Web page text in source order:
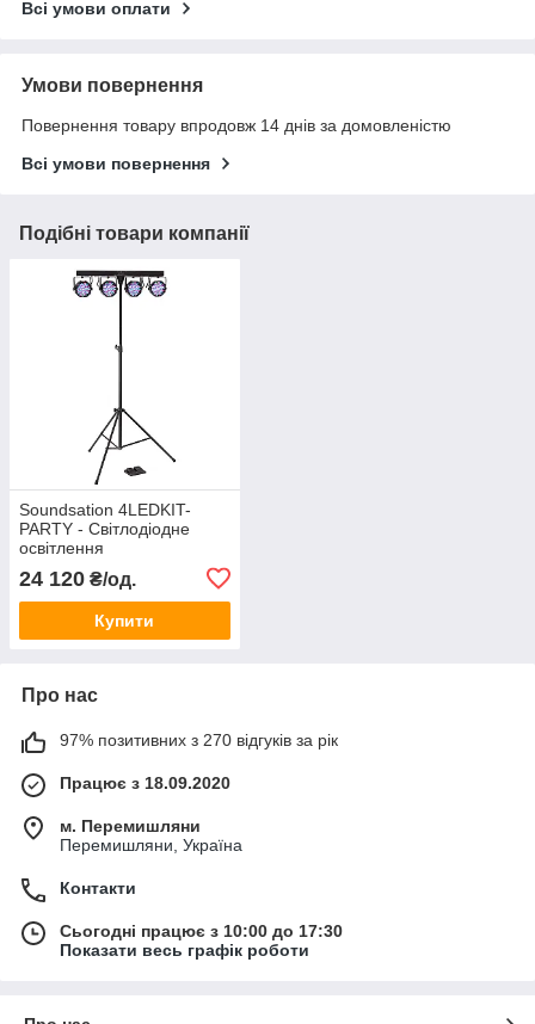
Всі умови оплати
Умови повернення
Повернення товару впродовж 14 днів за домовленістю
Всі умови повернення
Подібні товари компанії
Soundsation 4LEDKIT-
PARTY - Світлодіодне
освітлення
24 120 ₴/од.
Купити
Про нас
97% позитивних з 270 відгуків за рік
Працює з 18.09.2020
м. Перемишляни
Перемишляни, Україна
Контакти
Сьогодні працює з 10:00 до 17:30
Показати весь графік роботи